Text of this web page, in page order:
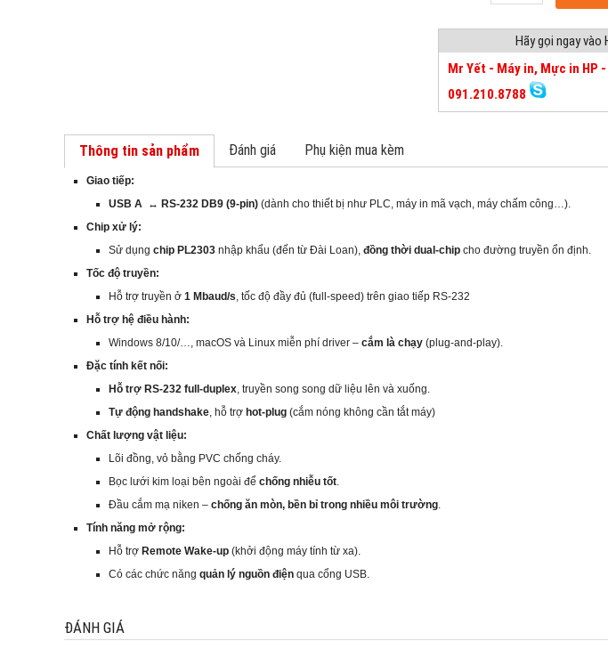
Hãy gọi ngay
Mr Yết - Máy in, Mực in HP -
091.210.8788
Thông tin sản phẩm Đánh giá Phụ kiện mua kèm
Giao tiếp:
USB A ↔ RS‑232 DB9 (9‑pin) (dành cho thiết bị như PLC, máy in mã vạch, máy chấm công…).
Chip xử lý:
Sử dụng chip PL2303 nhập khẩu (đến từ Đài Loan), đồng thời dual‑chip cho đường truyền ổn định.
Tốc độ truyền:
Hỗ trợ truyền ở 1 Mbaud/s, tốc độ đầy đủ (full‑speed) trên giao tiếp RS‑232
Hỗ trợ hệ điều hành:
Windows 8/10/…, macOS và Linux miễn phí driver – cắm là chạy (plug‑and‑play).
Đặc tính kết nối:
Hỗ trợ RS‑232 full‑duplex, truyền song song dữ liệu lên và xuống.
Tự động handshake, hỗ trợ hot‑plug (cắm nóng không cần tắt máy)
Chất lượng vật liệu:
Lõi đồng, vỏ bằng PVC chống cháy.
Bọc lưới kim loại bên ngoài để chống nhiễu tốt.
Đầu cắm mạ niken – chống ăn mòn, bền bỉ trong nhiều môi trường.
Tính năng mở rộng:
Hỗ trợ Remote Wake‑up (khởi động máy tính từ xa).
Có các chức năng quản lý nguồn điện qua cổng USB.
ĐÁNH GIÁ